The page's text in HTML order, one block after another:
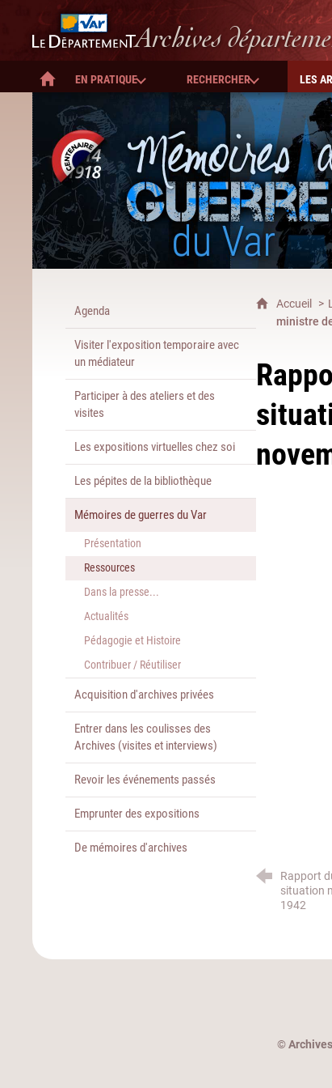
Département du Var
Archives
ACCUEIL
EN PRATIQUE RECHERCHER LES
Agenda
Visiter l'exposition temporaire avec
un médiateur
Participer à des ateliers et des
visites
Les expositions virtuelles chez soi
Les pépites de la bibliothèque
Mémoires de guerres du Var
Présentation
Ressources
Dans la presse...
Actualités
Pédagogie et Histoire
Contribuer / Réutiliser
Acquisition d'archives privées
Entrer dans les coulisses des
Archives (visites et interviews)
Revoir les événements passés
Emprunter des expositions
De mémoires d'archives
Accueil
ministre
Rapport
situation
1942
©